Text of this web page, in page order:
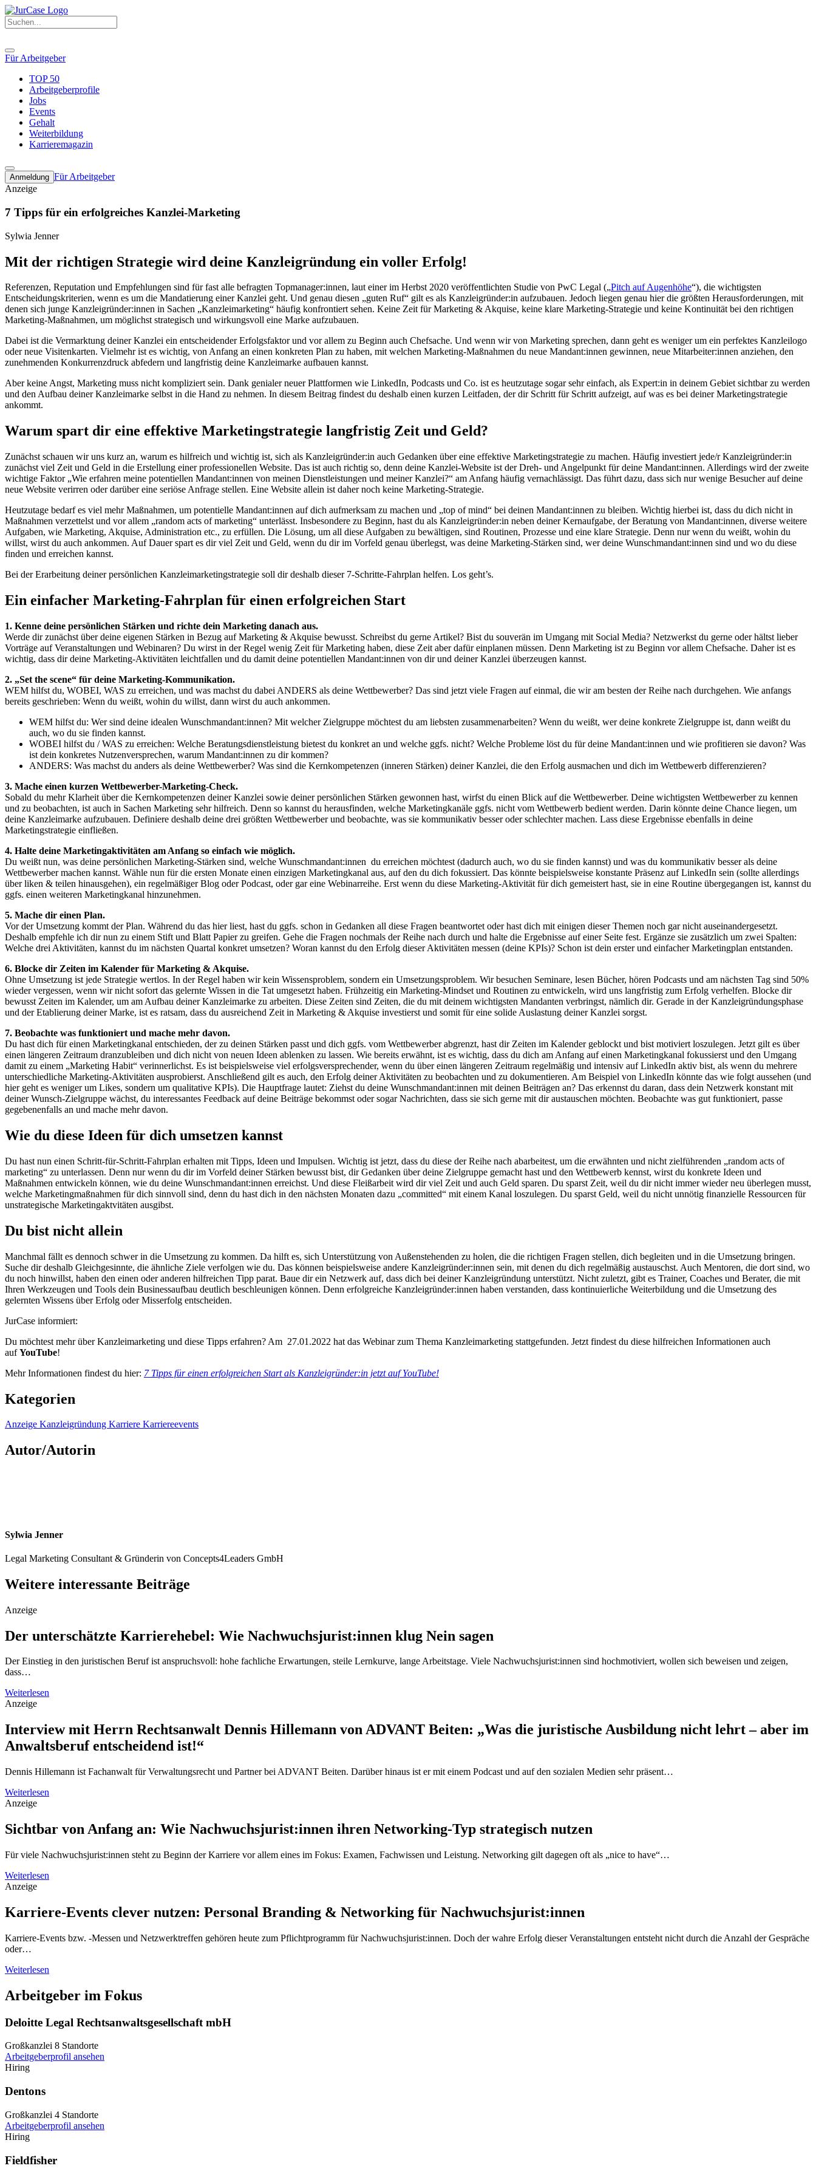
Für Arbeitgeber
TOP 50
Arbeitgeberprofile
Jobs
Events
Gehalt
Weiterbildung
Karrieremagazin
Anmeldung Für Arbeitgeber
Anzeige
7 Tipps für ein erfolgreiches Kanzlei-Marketing
Sylwia Jenner
Mit der richtigen Strategie wird deine Kanzleigründung ein voller Erfolg!
Referenzen, Reputation und Empfehlungen sind für fast alle befragten Topmanager:innen, laut einer im Herbst 2020 veröffentlichten Studie von PwC Legal („Pitch auf Augenhöhe“), die wichtigsten
Entscheidungskriterien, wenn es um die Mandatierung einer Kanzlei geht. Und genau diesen „guten Ruf“ gilt es als Kanzleigründer:in aufzubauen. Jedoch liegen genau hier die größten Herausforderungen, mit
denen sich junge Kanzleigründer:innen in Sachen „Kanzleimarketing“ häufig konfrontiert sehen. Keine Zeit für Marketing & Akquise, keine klare Marketing-Strategie und keine Kontinuität bei den richtigen
Marketing-Maßnahmen, um möglichst strategisch und wirkungsvoll eine Marke aufzubauen.
Dabei ist die Vermarktung deiner Kanzlei ein entscheidender Erfolgsfaktor und vor allem zu Beginn auch Chefsache. Und wenn wir von Marketing sprechen, dann geht es weniger um ein perfektes Kanzleilogo
oder neue Visitenkarten. Vielmehr ist es wichtig, von Anfang an einen konkreten Plan zu haben, mit welchen Marketing-Maßnahmen du neue Mandant:innen gewinnen, neue Mitarbeiter:innen anziehen, den
zunehmenden Konkurrenzdruck abfedern und langfristig deine Kanzleimarke aufbauen kannst.
Aber keine Angst, Marketing muss nicht kompliziert sein. Dank genialer neuer Plattformen wie LinkedIn, Podcasts und Co. ist es heutzutage sogar sehr einfach, als Expert:in in deinem Gebiet sichtbar zu werden
und den Aufbau deiner Kanzleimarke selbst in die Hand zu nehmen. In diesem Beitrag findest du deshalb einen kurzen Leitfaden, der dir Schritt für Schritt aufzeigt, auf was es bei deiner Marketingstrategie
ankommt.
Warum spart dir eine effektive Marketingstrategie langfristig Zeit und Geld?
Zunächst schauen wir uns kurz an, warum es hilfreich und wichtig ist, sich als Kanzleigründer:in auch Gedanken über eine effektive Marketingstrategie zu machen. Häufig investiert jede/r Kanzleigründer:in
zunächst viel Zeit und Geld in die Erstellung einer professionellen Website. Das ist auch richtig so, denn deine Kanzlei-Website ist der Dreh- und Angelpunkt für deine Mandant:innen. Allerdings wird der zweite
wichtige Faktor „Wie erfahren meine potentiellen Mandant:innen von meinen Dienstleistungen und meiner Kanzlei?“ am Anfang häufig vernachlässigt. Das führt dazu, dass sich nur wenige Besucher auf deine
neue Website verirren oder darüber eine seriöse Anfrage stellen. Eine Website allein ist daher noch keine Marketing-Strategie.
Heutzutage bedarf es viel mehr Maßnahmen, um potentielle Mandant:innen auf dich aufmerksam zu machen und „top of mind“ bei deinen Mandant:innen zu bleiben. Wichtig hierbei ist, dass du dich nicht in
Maßnahmen verzettelst und vor allem „random acts of marketing“ unterlässt. Insbesondere zu Beginn, hast du als Kanzleigründer:in neben deiner Kernaufgabe, der Beratung von Mandant:innen, diverse weitere
Aufgaben, wie Marketing, Akquise, Administration etc., zu erfüllen. Die Lösung, um all diese Aufgaben zu bewältigen, sind Routinen, Prozesse und eine klare Strategie. Denn nur wenn du weißt, wohin du
willst, wirst du auch ankommen. Auf Dauer spart es dir viel Zeit und Geld, wenn du dir im Vorfeld genau überlegst, was deine Marketing-Stärken sind, wer deine Wunschmandant:innen sind und wo du diese
finden und erreichen kannst.
Bei der Erarbeitung deiner persönlichen Kanzleimarketingstrategie soll dir deshalb dieser 7-Schritte-Fahrplan helfen. Los geht’s.
Ein einfacher Marketing-Fahrplan für einen erfolgreichen Start
1. Kenne deine persönlichen Stärken und richte dein Marketing danach aus.
Werde dir zunächst über deine eigenen Stärken in Bezug auf Marketing & Akquise bewusst. Schreibst du gerne Artikel? Bist du souverän im Umgang mit Social Media? Netzwerkst du gerne oder hältst lieber
Vorträge auf Veranstaltungen und Webinaren? Du wirst in der Regel wenig Zeit für Marketing haben, diese Zeit aber dafür einplanen müssen. Denn Marketing ist zu Beginn vor allem Chefsache. Daher ist es
wichtig, dass dir deine Marketing-Aktivitäten leichtfallen und du damit deine potentiellen Mandant:innen von dir und deiner Kanzlei überzeugen kannst.
2. „Set the scene“ für deine Marketing-Kommunikation.
WEM hilfst du, WOBEI, WAS zu erreichen, und was machst du dabei ANDERS als deine Wettbewerber? Das sind jetzt viele Fragen auf einmal, die wir am besten der Reihe nach durchgehen. Wie anfangs
bereits geschrieben: Wenn du weißt, wohin du willst, dann wirst du auch ankommen.
WEM hilfst du: Wer sind deine idealen Wunschmandant:innen? Mit welcher Zielgruppe möchtest du am liebsten zusammenarbeiten? Wenn du weißt, wer deine konkrete Zielgruppe ist, dann weißt du
auch, wo du sie finden kannst.
WOBEI hilfst du / WAS zu erreichen: Welche Beratungsdienstleistung bietest du konkret an und welche ggfs. nicht? Welche Probleme löst du für deine Mandant:innen und wie profitieren sie davon? Was
ist dein konkretes Nutzenversprechen, warum Mandant:innen zu dir kommen?
ANDERS: Was machst du anders als deine Wettbewerber? Was sind die Kernkompetenzen (inneren Stärken) deiner Kanzlei, die den Erfolg ausmachen und dich im Wettbewerb differenzieren?
3. Mache einen kurzen Wettbewerber-Marketing-Check.
Sobald du mehr Klarheit über die Kernkompetenzen deiner Kanzlei sowie deiner persönlichen Stärken gewonnen hast, wirfst du einen Blick auf die Wettbewerber. Deine wichtigsten Wettbewerber zu kennen
und zu beobachten, ist auch in Sachen Marketing sehr hilfreich. Denn so kannst du herausfinden, welche Marketingkanäle ggfs. nicht vom Wettbewerb bedient werden. Darin könnte deine Chance liegen, um
deine Kanzleimarke aufzubauen. Definiere deshalb deine drei größten Wettbewerber und beobachte, was sie kommunikativ besser oder schlechter machen. Lass diese Ergebnisse ebenfalls in deine
Marketingstrategie einfließen.
4. Halte deine Marketingaktivitäten am Anfang so einfach wie möglich.
Du weißt nun, was deine persönlichen Marketing-Stärken sind, welche Wunschmandant:innen du erreichen möchtest (dadurch auch, wo du sie finden kannst) und was du kommunikativ besser als deine
Wettbewerber machen kannst. Wähle nun für die ersten Monate einen einzigen Marketingkanal aus, auf den du dich fokussiert. Das könnte beispielsweise konstante Präsenz auf LinkedIn sein (sollte allerdings
über liken & teilen hinausgehen), ein regelmäßiger Blog oder Podcast, oder gar eine Webinarreihe. Erst wenn du diese Marketing-Aktivität für dich gemeistert hast, sie in eine Routine übergegangen ist, kannst du
ggfs. einen weiteren Marketingkanal hinzunehmen.
5. Mache dir einen Plan.
Vor der Umsetzung kommt der Plan. Während du das hier liest, hast du ggfs. schon in Gedanken all diese Fragen beantwortet oder hast dich mit einigen dieser Themen noch gar nicht auseinandergesetzt.
Deshalb empfehle ich dir nun zu einem Stift und Blatt Papier zu greifen. Gehe die Fragen nochmals der Reihe nach durch und halte die Ergebnisse auf einer Seite fest. Ergänze sie zusätzlich um zwei Spalten:
Welche drei Aktivitäten, kannst du im nächsten Quartal konkret umsetzen? Woran kannst du den Erfolg dieser Aktivitäten messen (deine KPIs)? Schon ist dein erster und einfacher Marketingplan entstanden.
6. Blocke dir Zeiten im Kalender für Marketing & Akquise.
Ohne Umsetzung ist jede Strategie wertlos. In der Regel haben wir kein Wissensproblem, sondern ein Umsetzungsproblem. Wir besuchen Seminare, lesen Bücher, hören Podcasts und am nächsten Tag sind 50%
wieder vergessen, wenn wir nicht sofort das gelernte Wissen in die Tat umgesetzt haben. Frühzeitig ein Marketing-Mindset und Routinen zu entwickeln, wird uns langfristig zum Erfolg verhelfen. Blocke dir
bewusst Zeiten im Kalender, um am Aufbau deiner Kanzleimarke zu arbeiten. Diese Zeiten sind Zeiten, die du mit deinem wichtigsten Mandanten verbringst, nämlich dir. Gerade in der Kanzleigründungsphase
und der Etablierung deiner Marke, ist es ratsam, dass du ausreichend Zeit in Marketing & Akquise investierst und somit für eine solide Auslastung deiner Kanzlei sorgst.
7. Beobachte was funktioniert und mache mehr davon.
Du hast dich für einen Marketingkanal entschieden, der zu deinen Stärken passt und dich ggfs. vom Wettbewerber abgrenzt, hast dir Zeiten im Kalender geblockt und bist motiviert loszulegen. Jetzt gilt es über
einen längeren Zeitraum dranzubleiben und dich nicht von neuen Ideen ablenken zu lassen. Wie bereits erwähnt, ist es wichtig, dass du dich am Anfang auf einen Marketingkanal fokussierst und den Umgang
damit zu einem „Marketing Habit“ verinnerlichst. Es ist beispielsweise viel erfolgsversprechender, wenn du über einen längeren Zeitraum regelmäßig und intensiv auf LinkedIn aktiv bist, als wenn du mehrere
unterschiedliche Marketing-Aktivitäten ausprobierst. Anschließend gilt es auch, den Erfolg deiner Aktivitäten zu beobachten und zu dokumentieren. Am Beispiel von LinkedIn könnte das wie folgt aussehen (und
hier geht es weniger um Likes, sondern um qualitative KPIs). Die Hauptfrage lautet: Ziehst du deine Wunschmandant:innen mit deinen Beiträgen an? Das erkennst du daran, dass dein Netzwerk konstant mit
deiner Wunsch-Zielgruppe wächst, du interessantes Feedback auf deine Beiträge bekommst oder sogar Nachrichten, dass sie sich gerne mit dir austauschen möchten. Beobachte was gut funktioniert, passe
gegebenenfalls an und mache mehr davon.
Wie du diese Ideen für dich umsetzen kannst
Du hast nun einen Schritt-für-Schritt-Fahrplan erhalten mit Tipps, Ideen und Impulsen. Wichtig ist jetzt, dass du diese der Reihe nach abarbeitest, um die erwähnten und nicht zielführenden „random acts of
marketing“ zu unterlassen. Denn nur wenn du dir im Vorfeld deiner Stärken bewusst bist, dir Gedanken über deine Zielgruppe gemacht hast und den Wettbewerb kennst, wirst du konkrete Ideen und
Maßnahmen entwickeln können, wie du deine Wunschmandant:innen erreichst. Und diese Fleißarbeit wird dir viel Zeit und auch Geld sparen. Du sparst Zeit, weil du dir nicht immer wieder neu überlegen musst,
welche Marketingmaßnahmen für dich sinnvoll sind, denn du hast dich in den nächsten Monaten dazu „committed“ mit einem Kanal loszulegen. Du sparst Geld, weil du nicht unnötig finanzielle Ressourcen für
unstrategische Marketingaktvitäten ausgibst.
Du bist nicht allein
Manchmal fällt es dennoch schwer in die Umsetzung zu kommen. Da hilft es, sich Unterstützung von Außenstehenden zu holen, die die richtigen Fragen stellen, dich begleiten und in die Umsetzung bringen.
Suche dir deshalb Gleichgesinnte, die ähnliche Ziele verfolgen wie du. Das können beispielsweise andere Kanzleigründer:innen sein, mit denen du dich regelmäßig austauschst. Auch Mentoren, die dort sind, wo
du noch hinwillst, haben den einen oder anderen hilfreichen Tipp parat. Baue dir ein Netzwerk auf, dass dich bei deiner Kanzleigründung unterstützt. Nicht zuletzt, gibt es Trainer, Coaches und Berater, die mit
Ihren Werkzeugen und Tools dein Businessaufbau deutlich beschleunigen können. Denn erfolgreiche Kanzleigründer:innen haben verstanden, dass kontinuierliche Weiterbildung und die Umsetzung des
gelernten Wissens über Erfolg oder Misserfolg entscheiden.
JurCase informiert:
Du möchtest mehr über Kanzleimarketing und diese Tipps erfahren? Am 27.01.2022 hat das Webinar zum Thema Kanzleimarketing stattgefunden. Jetzt findest du diese hilfreichen Informationen auch
aufYouTube!
Mehr Informationen findest du hier: 7 Tipps für einen erfolgreichen Start als Kanzleigründer:in jetzt auf YouTube!
Kategorien
Anzeige Kanzleigründung Karriere Karriereevents
Autor/Autorin
Sylwia Jenner
Legal Marketing Consultant & Gründerin von Concepts4Leaders GmbH
Weitere interessante Beiträge
Anzeige
Der unterschätzte Karrierehebel: Wie Nachwuchsjurist:innen klug Nein sagen
Der Einstieg in den juristischen Beruf ist anspruchsvoll: hohe fachliche Erwartungen, steile Lernkurve, lange Arbeitstage. Viele Nachwuchsjurist:innen sind hochmotiviert, wollen sich beweisen und zeigen,
dass…
Weiterlesen
Anzeige
Interview mit Herrn Rechtsanwalt Dennis Hillemann von ADVANT Beiten: „Was die juristische Ausbildung nicht lehrt – aber im
Anwaltsberuf entscheidend ist!“
Dennis Hillemann ist Fachanwalt für Verwaltungsrecht und Partner bei ADVANT Beiten. Darüber hinaus ist er mit einem Podcast und auf den sozialen Medien sehr präsent…
Weiterlesen
Anzeige
Sichtbar von Anfang an: Wie Nachwuchsjurist:innen ihren Networking-Typ strategisch nutzen
Für viele Nachwuchsjurist:innen steht zu Beginn der Karriere vor allem eines im Fokus: Examen, Fachwissen und Leistung. Networking gilt dagegen oft als „nice to have“…
Weiterlesen
Anzeige
Karriere-Events clever nutzen: Personal Branding & Networking für Nachwuchsjurist:innen
Karriere-Events bzw. -Messen und Netzwerktreffen gehören heute zum Pflichtprogramm für Nachwuchsjurist:innen. Doch der wahre Erfolg dieser Veranstaltungen entsteht nicht durch die Anzahl der Gespräche
oder…
Weiterlesen
Arbeitgeber im Fokus
Deloitte Legal Rechtsanwaltsgesellschaft mbH
Großkanzlei 8 Standorte
Arbeitgeberprofil ansehen
Hiring
Dentons
Großkanzlei 4 Standorte
Arbeitgeberprofil ansehen
Hiring
Fieldfisher